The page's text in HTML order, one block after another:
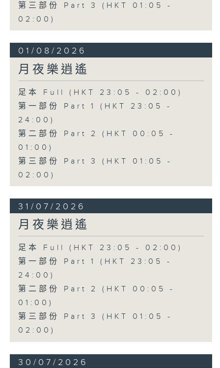
第三部份 Part 3 (HKT 01:05 -
02:00)
01/08/2026
月夜樂逍遙
足本 Full (HKT 23:05 - 02:00)
第一部份 Part 1 (HKT 23:05 -
24:00)
第二部份 Part 2 (HKT 00:05 -
01:00)
第三部份 Part 3 (HKT 01:05 -
02:00)
31/07/2026
月夜樂逍遙
足本 Full (HKT 23:05 - 02:00)
第一部份 Part 1 (HKT 23:05 -
24:00)
第二部份 Part 2 (HKT 00:05 -
01:00)
第三部份 Part 3 (HKT 01:05 -
02:00)
30/07/2026